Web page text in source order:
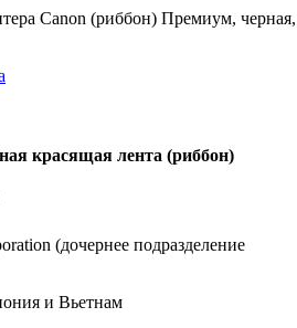
Canon (риббон) Премиум, черная,
красящая лента (риббон)
(дочернее подразделение
и Вьетнам